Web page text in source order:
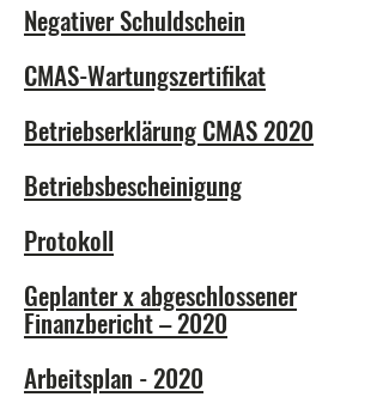
Negativer Schuldschein
CMAS-Wartungszertifikat
Betriebserklärung CMAS 2020
Betriebsbescheinigung
Protokoll
Geplanter x abgeschlossener
Finanzbericht – 2020
Arbeitsplan - 2020